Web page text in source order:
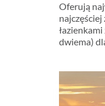
Oferują
najczęściej
dwiema)